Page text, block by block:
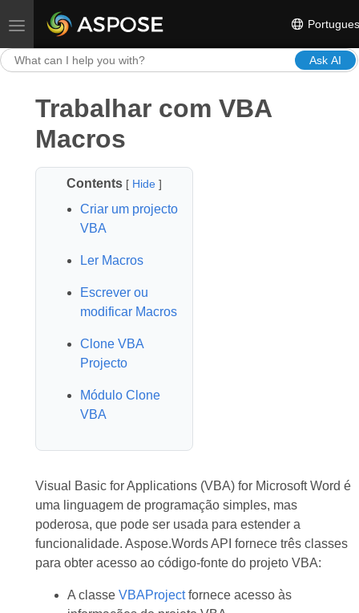
Toggle navigation
Ask AI
Trabalhar com VBA
Macros
Contents [ Hide]
Criar um projecto
VBA
Ler Macros
Escrever ou
modificar Macros
Clone VBA
Projecto
Módulo Clone
VBA
Visual Basic for Applications (VBA) for Microsoft Word é
uma linguagem de programação simples, mas
poderosa, que pode ser usada para estender a
funcionalidade. Aspose.Words API fornece três classes
para obter acesso ao código-fonte do projeto VBA:
A classe VBAProjectfornece acesso às